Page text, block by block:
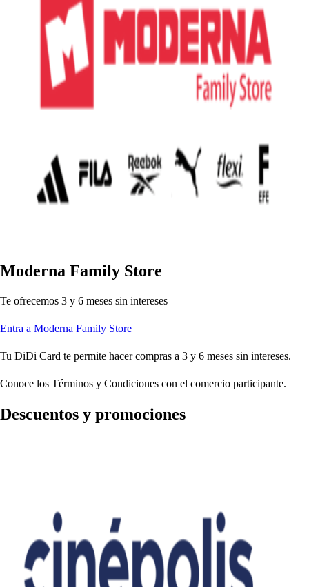
Moderna Family Store
Te ofrecemos 3 y 6 meses sin intereses
Entra a Moderna Family Store
Tu DiDi Card te permite hacer compras a 3 y 6 meses sin intereses.
Conoce los Términos y Condiciones con el comercio participante.
Descuentos y promociones